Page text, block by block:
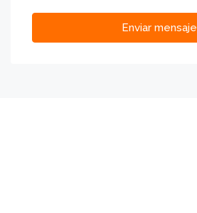
Enviar mensaje